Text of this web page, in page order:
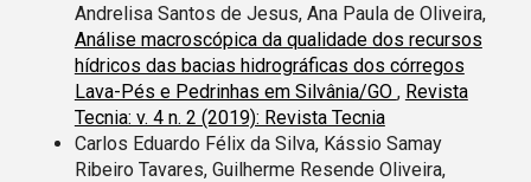
Andrelisa Santos de Jesus, Ana Paula de Oliveira,
Análise macroscópica da qualidade dos recursos
hídricos das bacias hidrográficas dos córregos
Lava-Pés e Pedrinhas em Silvânia/GO , Revista
Tecnia: v. 4 n. 2 (2019): Revista Tecnia
Carlos Eduardo Félix da Silva, Kássio Samay
Ribeiro Tavares, Guilherme Resende Oliveira,